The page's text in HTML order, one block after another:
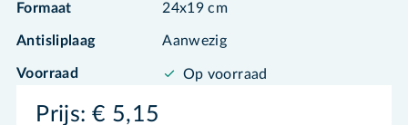
Formaat 24x19 cm
Antisliplaag Aanwezig
Voorraad Op voorraad
Prijs:€ 5,15